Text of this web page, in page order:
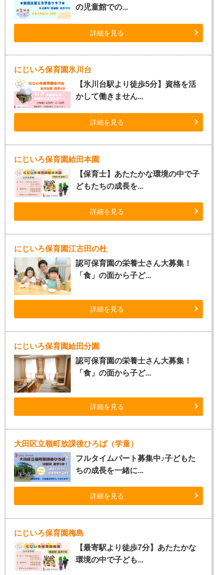
の児童館での...
詳細を見る
にじいろ保育園氷川台
【氷川台駅より徒歩5分】資格を活
かして働きません...
詳細を見る
にじいろ保育園給田本園
【保育士】あたたかな環境の中で子
どもたちの成長を...
詳細を見る
にじいろ保育園江古田の杜
認可保育園の栄養士さん大募集！
「食」の面から子ど...
詳細を見る
にじいろ保育園給田分園
認可保育園の栄養士さん大募集！
「食」の面から子ど...
詳細を見る
大田区立嶺町放課後ひろば（学童）
フルタイムパート募集中♪子どもた
ちの成長を一緒に...
詳細を見る
にじいろ保育園梅島
【最寄駅より徒歩7分】あたたかな
環境の中で子ども...